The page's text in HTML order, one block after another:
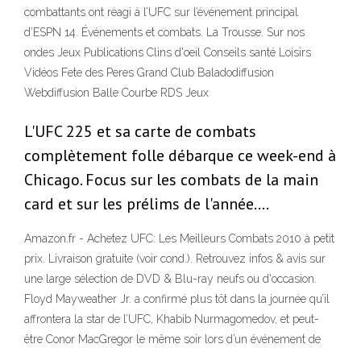
combattants ont réagi à l’UFC sur l’événement principal
d’ESPN 14. Événements et combats. La Trousse. Sur nos
ondes Jeux Publications Clins d'oeil Conseils santé Loisirs
Vidéos Fete des Peres Grand Club Baladodiffusion
Webdiffusion Balle Courbe RDS Jeux
L'UFC 225 et sa carte de combats
complètement folle débarque ce week-end à
Chicago. Focus sur les combats de la main
card et sur les prélims de l'année.…
Amazon.fr - Achetez UFC: Les Meilleurs Combats 2010 à petit
prix. Livraison gratuite (voir cond.). Retrouvez infos & avis sur
une large sélection de DVD & Blu-ray neufs ou d'occasion.
Floyd Mayweather Jr. a confirmé plus tôt dans la journée qu’il
affrontera la star de l’UFC, Khabib Nurmagomedov, et peut-
être Conor MacGregor le même soir lors d’un événement de